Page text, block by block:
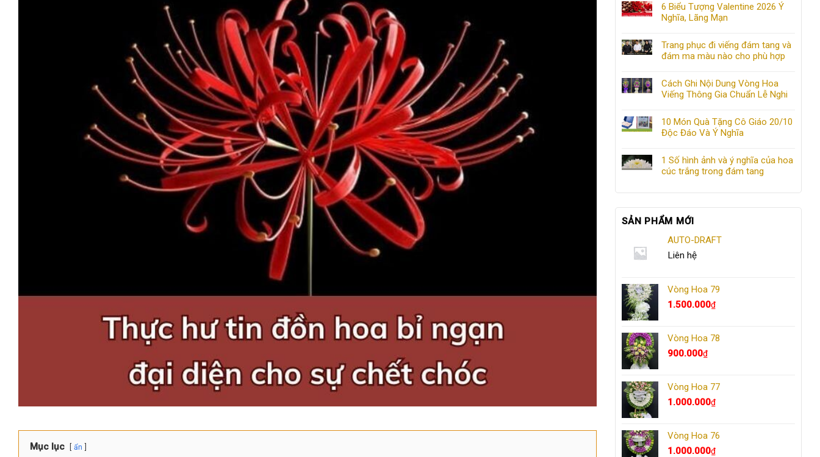
Mục lục ẩn
6 Biểu Tượng Valentine 2026 Ý
Nghĩa, Lãng Mạn
Trang phục đi viếng đám tang và
đám ma màu nào cho phù hợp
Cách Ghi Nội Dung Vòng Hoa
Viếng Thông Gia Chuẩn Lễ Nghi
10 Món Quà Tặng Cô Giáo 20/10
Độc Đáo Và Ý Nghĩa
1 Số hình ảnh và ý nghĩa của hoa
cúc trắng trong đám tang
SẢN PHẨM MỚI
AUTO-DRAFT
Liên hệ
Vòng Hoa 79
1.500.000₫
Vòng Hoa 78
900.000₫
Vòng Hoa 77
1.000.000₫
Vòng Hoa 76
1.000.000₫